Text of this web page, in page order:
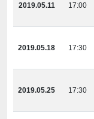
2019.05.11 17:00
2019.05.18 17:30
2019.05.25 17:30